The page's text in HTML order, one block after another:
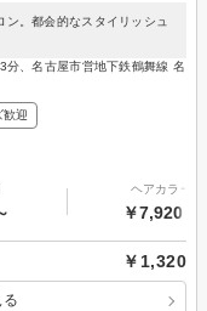
ン。都会的なスタイリッシュ
分、名古屋市営地下鉄鶴舞線 名
歓迎
ヘアカラー
￥7,920～
￥1,320